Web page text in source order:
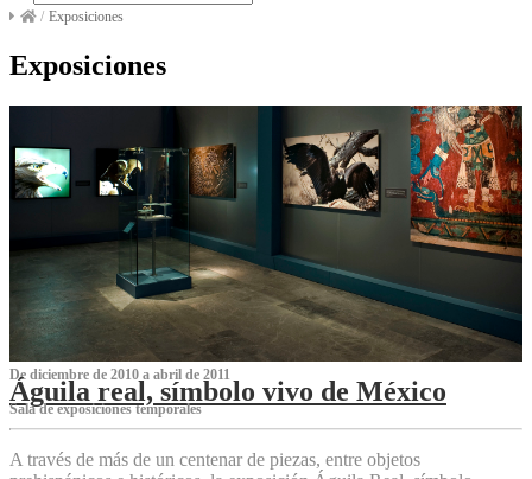
/ Exposiciones
Exposiciones
De diciembre de 2010 a abril de 2011
Águila real, símbolo vivo de México
Sala de exposiciones temporales
A través de más de un centenar de piezas, entre objetos